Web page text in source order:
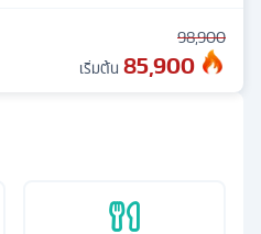
98,900
เริ่มต้น 85,900